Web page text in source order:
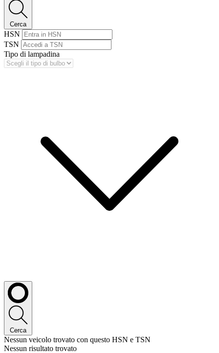
Cerca
HSN
TSN
Tipo di lampadina
Cerca
Nessun veicolo trovato con questo HSN e TSN
Nessun risultato trovato